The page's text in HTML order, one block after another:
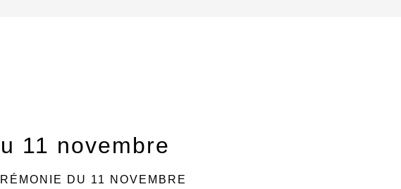
11 novembre
DU 11 NOVEMBRE